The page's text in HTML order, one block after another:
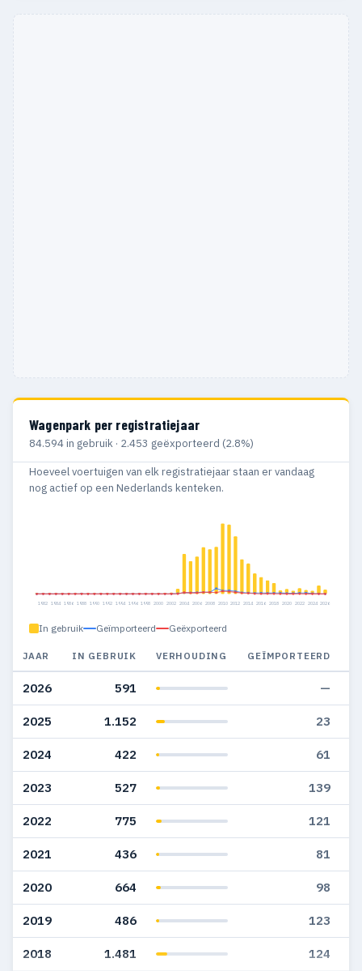
Wagenpark per registratiejaar
84.594 in gebruik · 2.453 geëxporteerd (2.8%)
Hoeveel voertuigen van elk registratiejaar staan er vandaag
nog actief op een Nederlands kenteken.
1982 1984 1986 1988 1990 1992 1994 1996 1998 2000 2002 2004 2006 2008 2010 2012 2014 2016 2018 2020 2022 2024 2026
In gebruik Geïmporteerd Geëxporteerd
JAAR IN GEBRUIK VERHOUDING GEÏMPORTEERD
2026 591 —
2025 1.152 23
2024 422 61
2023 527 139
2022 775 121
2021 436 81
2020 664 98
2019 486 123
2018 1.481 124